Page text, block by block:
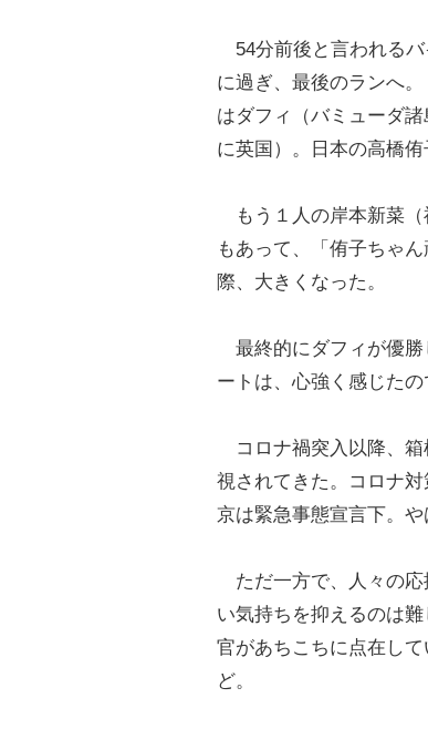
54分前後と言われるバ
に過ぎ、最後のランへ
はダフィ（バミューダ
に英国）。日本の高橋
もう１人の岸本新菜（
もあって、「侑子ちゃ
際、大きくなった。
最終的にダフィが優勝
ートは、心強く感じたの
コロナ禍突入以降、箱
視されてきた。コロナ
京は緊急事態宣言下。や
ただ一方で、人々の応
い気持ちを抑えるのは
官があちこちに点在し
ど。